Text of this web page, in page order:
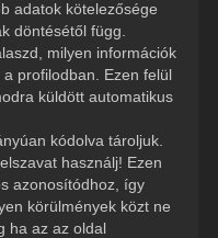
adatok kötelezősége
döntésétől függ.
milyen információk
profilodban. Ezen felül
küldött automatikus
kódolva tároljuk.
használj! Ezen
azonosítódhoz, így
körülmények közt ne
ha az az oldal